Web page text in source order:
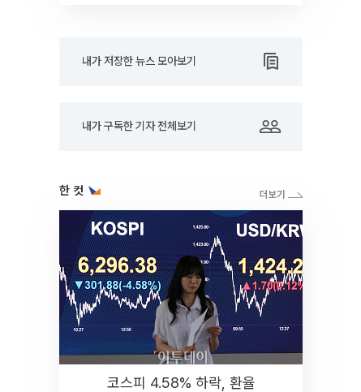
내가 저장한 뉴스 모아보기
내가 구독한 기자 전체보기
한 컷
코스피 4.58% 하락, 환율